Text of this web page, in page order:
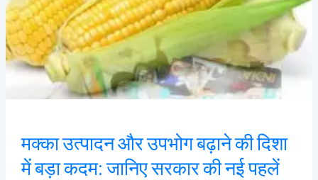
मक्का उत्पादन और उपभोग बढ़ाने की दिशा
में बड़ा कदम: जानिए सरकार की नई पहलें
में
बड़ा
कदम:
जानिए
पहलें